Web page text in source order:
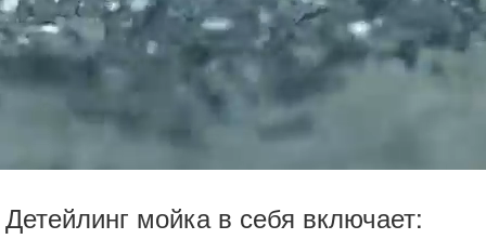
Детейлинг мойка в себя включает: